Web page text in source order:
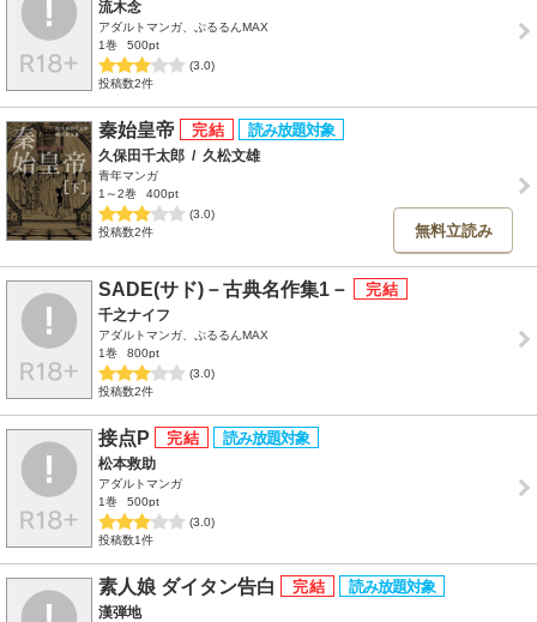
流木念
アダルトマンガ、ぷるるんMAX
1巻
500pt
(3.0)
投稿数2件
秦始皇帝
久保田千太郎 / 久松文雄
青年マンガ
1～2巻
400pt
(3.0)
投稿数2件
無料立読み
SADE(サド)－古典名作集1－
千之ナイフ
アダルトマンガ、ぷるるんMAX
1巻
800pt
(3.0)
投稿数2件
接点P
松本救助
アダルトマンガ
1巻
500pt
(3.0)
投稿数1件
素人娘 ダイタン告白
漢弾地